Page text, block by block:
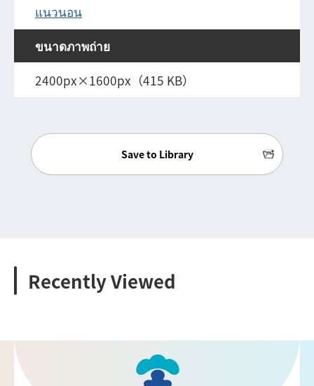
แนวนอน
ขนาดภาพถ่าย
2400px×1600px（415 KB）
Save to Library
Recently Viewed